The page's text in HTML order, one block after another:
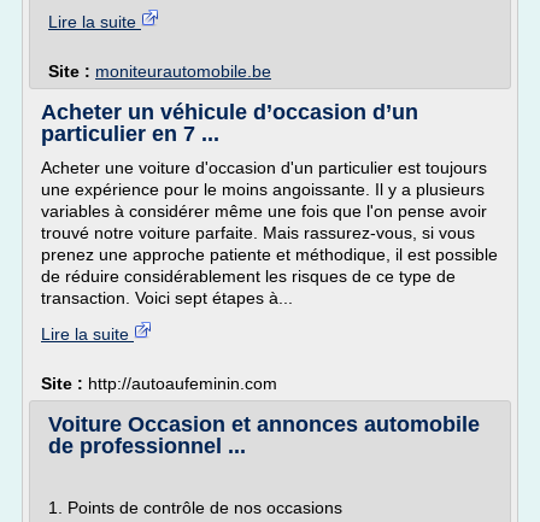
Lire la suite
Site : moniteurautomobile.be
Acheter un véhicule d’occasion d’un
particulier en 7 ...
Acheter une voiture d'occasion d'un particulier est toujours
une expérience pour le moins angoissante. Il y a plusieurs
variables à considérer même une fois que l'on pense avoir
trouvé notre voiture parfaite. Mais rassurez-vous, si vous
prenez une approche patiente et méthodique, il est possible
de réduire considérablement les risques de ce type de
transaction. Voici sept étapes à...
Lire la suite
Site : http://autoaufeminin.com
Voiture Occasion et annonces automobile
de professionnel ...
1. Points de contrôle de nos occasions